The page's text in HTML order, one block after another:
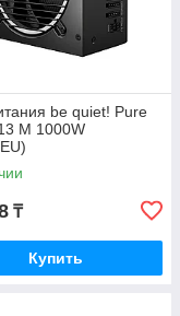
be quiet! Pure
M 1000W
₸
Купить